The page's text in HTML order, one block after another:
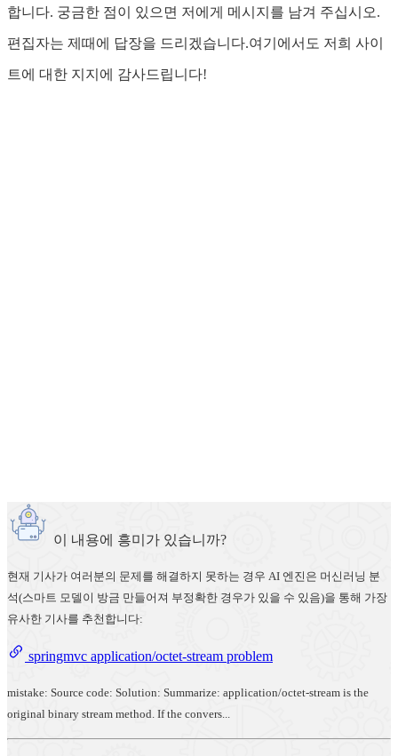
합니다. 궁금한 점이 있으면 저에게 메시지를 남겨 주십시오.
편집자는 제때에 답장을 드리겠습니다.여기에서도 저희 사이
트에 대한 지지에 감사드립니다!
이 내용에 흥미가 있습니까?
현재 기사가 여러분의 문제를 해결하지 못하는 경우 AI 엔진은 머신러닝 분
석(스마트 모델이 방금 만들어져 부정확한 경우가 있을 수 있음)을 통해 가장
유사한 기사를 추천합니다:
springmvc application/octet-stream problem
mistake: Source code: Solution: Summarize: application/octet-stream is the
original binary stream method. If the convers...